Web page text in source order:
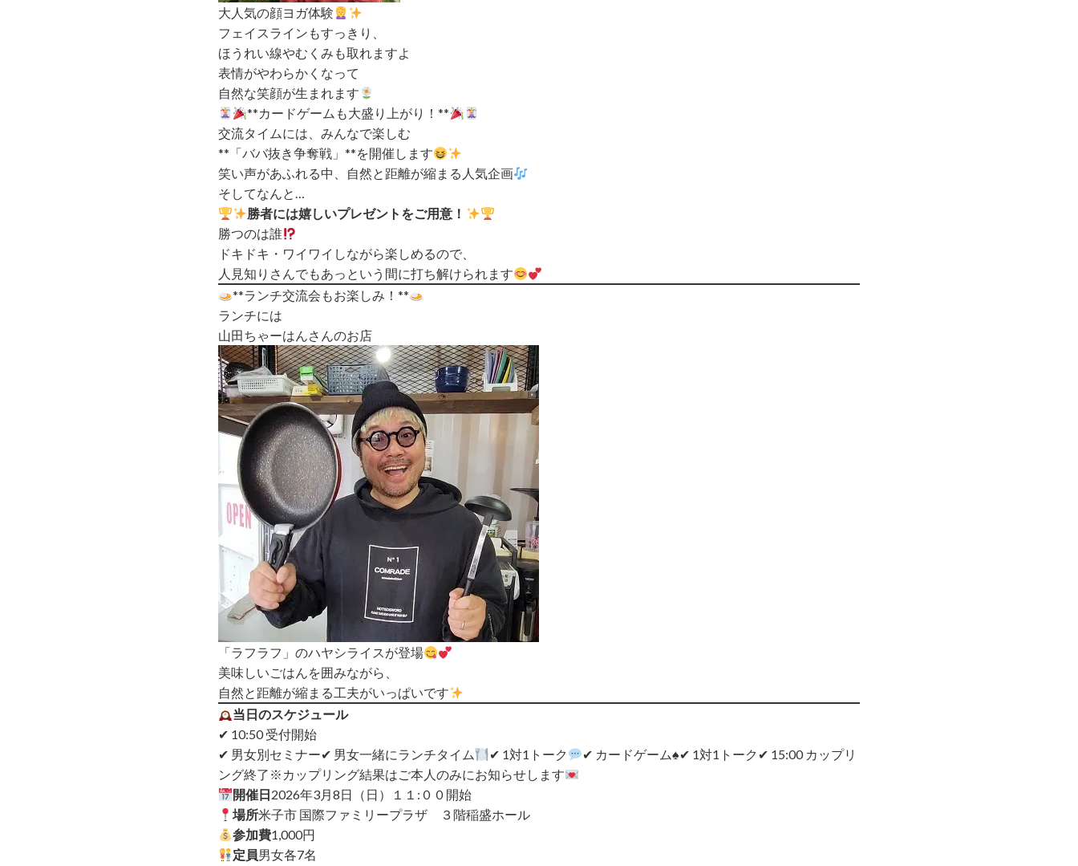
大人気の顔ヨガ体験
フェイスラインもすっきり、
ほうれい線やむくみも取れますよ
表情がやわらかくなって
自然な笑顔が生まれます
**カードゲームも大盛り上がり！**
交流タイムには、みんなで楽しむ
**「ババ抜き争奪戦」**を開催します
笑い声があふれる中、自然と距離が縮まる人気企画
そしてなんと…
勝者には嬉しいプレゼントをご用意！
勝つのは誰
ドキドキ・ワイワイしながら楽しめるので、
人見知りさんでもあっという間に打ち解けられます
**ランチ交流会もお楽しみ！**
ランチには
山田ちゃーはんさんのお店
「ラフラフ」のハヤシライスが登場
美味しいごはんを囲みながら、
自然と距離が縮まる工夫がいっぱいです
当日のスケジュール
✔ 10:50 受付開始
✔ 男女別セミナー✔ 男女一緒にランチタイム ✔ 1対1トーク ✔ カードゲーム♠️✔ 1対1トーク ✔ 15:00 カップリ
ング終了 ※カップリング結果はご本人のみにお知らせします
開催日2026年3月8日（日）１１:００開始
場所米子市 国際ファミリープラザ ３階稲盛ホール
参加費1,000円
定員男女各7名